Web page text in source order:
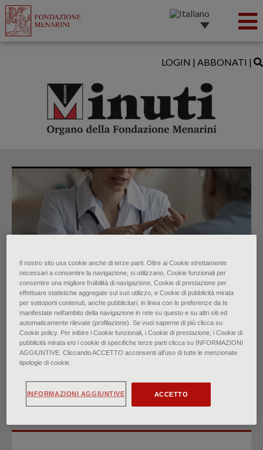
LOGIN | ABBONATI |
Anamnesi sessuologica:
tecniche e consigli
di Margot Savoy, David O'Gurek, Alexcis Brown-James
∙ Novembre 2021
Il nostro sito usa cookie anche di terze parti. Oltre ai Cookie strettamente
necessari a consentire la navigazione, si utilizzano, Cookie funzionali per
consentire una migliore fruibilità di navigazione, Cookie di prestazione per
effettuare statistiche aggregate sul suo utilizzo, e Cookie di pubblicità mirata
per sottoporti contenuti, anche pubblicitari, in linea con le preferenze da te
manifestate nell‘ambito della navigazione in rete su questo e su altri siti ed
automaticamente rilevate (profilazione). Se vuoi saperne di più clicca su
Cookie policy. Per inibire i Cookie funzionali, i Cookie di prestazione, i Cookie di
pubblicità mirata e/o i cookie di specifiche terze parti clicca su INFORMAZIONI
AGGIUNTIVE. Cliccando ACCETTO acconsenti all’uso di tutte le menzionate
tipologie di cookie.
ACCETTO
INFORMAZIONI AGGIUNTIVE